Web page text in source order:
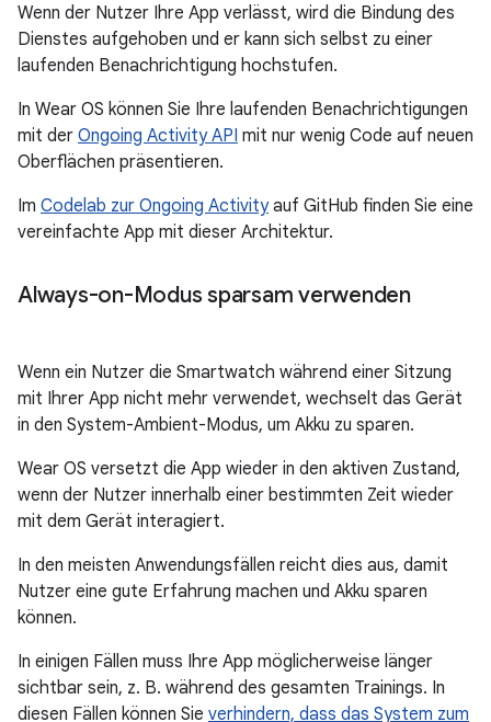
Wenn der Nutzer Ihre App verlässt, wird die Bindung des
Dienstes aufgehoben und er kann sich selbst zu einer
laufenden Benachrichtigung hochstufen.
In Wear OS können Sie Ihre laufenden Benachrichtigungen
mit der Ongoing Activity API mit nur wenig Code auf neuen
Oberflächen präsentieren.
Im Codelab zur Ongoing Activityauf GitHub finden Sie eine
vereinfachte App mit dieser Architektur.
Always-on-Modus sparsam verwenden
Wenn ein Nutzer die Smartwatch während einer Sitzung
mit Ihrer App nicht mehr verwendet, wechselt das Gerät
in den System-Ambient-Modus, um Akku zu sparen.
Wear OS versetzt die App wieder in den aktiven Zustand,
wenn der Nutzer innerhalb einer bestimmten Zeit wieder
mit dem Gerät interagiert.
In den meisten Anwendungsfällen reicht dies aus, damit
Nutzer eine gute Erfahrung machen und Akku sparen
können.
In einigen Fällen muss Ihre App möglicherweise länger
sichtbar sein, z. B. während des gesamten Trainings. In
diesen Fällen können Sie verhindern, dass das System zum